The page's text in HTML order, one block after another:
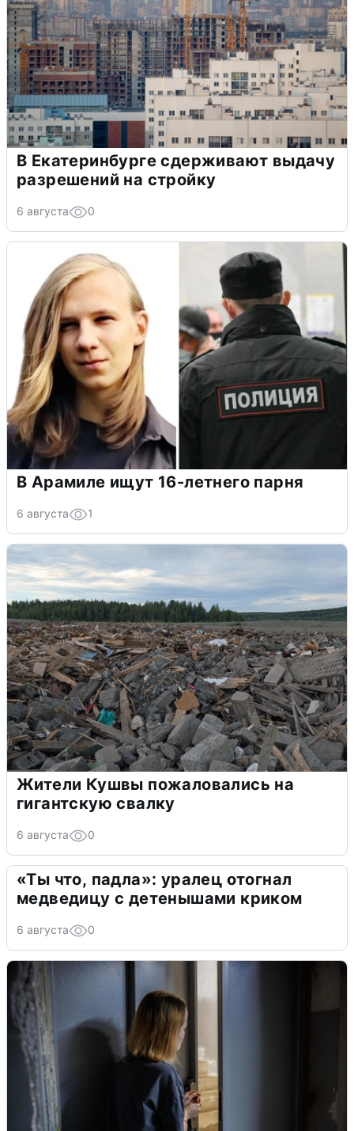
В Екатеринбурге сдерживают выдачу
разрешений на стройку
6 августа 0
В Арамиле ищут 16-летнего парня
6 августа 1
Жители Кушвы пожаловались на
гигантскую свалку
6 августа 0
«Ты что, падла»: уралец отогнал
медведицу с детенышами криком
6 августа 0